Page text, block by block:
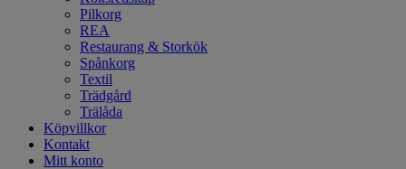
Pilkorg
REA
Restaurang & Storkök
Spånkorg
Textil
Trädgård
Trälåda
Köpvillkor
Kontakt
Mitt konto